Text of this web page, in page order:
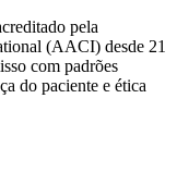
pela
(AACI) desde 21
com padrões
do paciente e ética